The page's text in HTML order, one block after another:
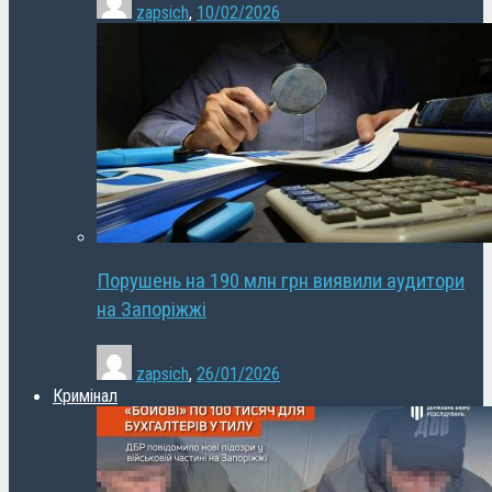
zapsich, 10/02/2026
Порушень на 190 млн грн виявили аудитори
на Запоріжжі
zapsich, 26/01/2026
Кримінал